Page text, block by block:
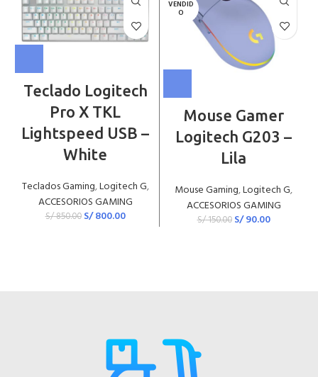
Teclado Logitech
Pro X TKL
Lightspeed USB –
White
Teclados Gaming,Logitech G,
ACCESORIOS GAMING
S/850.00 S/800.00
VENDID
O
Mouse Gamer
Logitech G203 –
Lila
Mouse Gaming,Logitech G,
ACCESORIOS GAMING
S/150.00 S/90.00